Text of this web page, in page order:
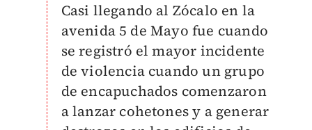
Casi llegando al Zócalo en la
avenida 5 de Mayo fue cuando
se registró el mayor incidente
de violencia cuando un grupo
de encapuchados comenzaron
a lanzar cohetones y a generar